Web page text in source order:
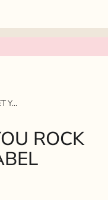
VIJFHOEKIGE GESCHENKSET YOU ROCK HER THE GIFT LABEL
ROCK